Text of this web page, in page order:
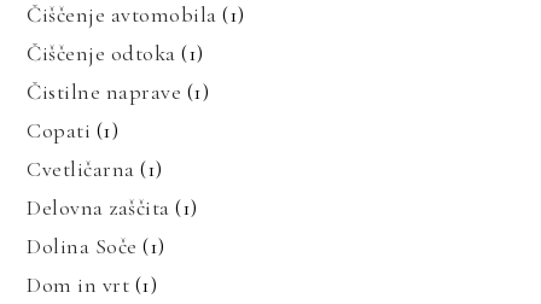
Čiščenje avtomobila (1)
Čiščenje odtoka (1)
Čistilne naprave (1)
Copati (1)
Cvetličarna (1)
Delovna zaščita (1)
Dolina Soče (1)
Dom in vrt (1)